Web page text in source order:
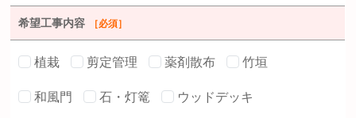
希望工事内容 ［必須］
植栽 剪定管理 薬剤散布
竹垣
和風門
石・灯篭
ウッドデッキ